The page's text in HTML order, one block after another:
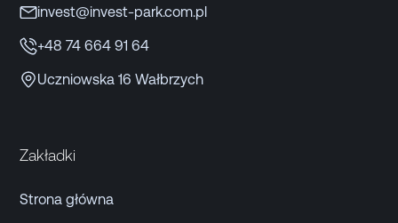
invest@invest-park.com.pl
+48 74 664 91 64
Uczniowska 16 Wałbrzych
Zakładki
Strona główna